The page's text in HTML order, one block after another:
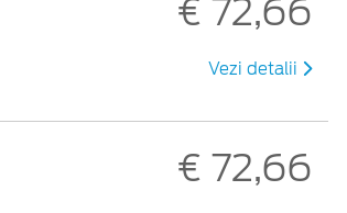
€ 72,66
Vezi detalii
€ 72,66